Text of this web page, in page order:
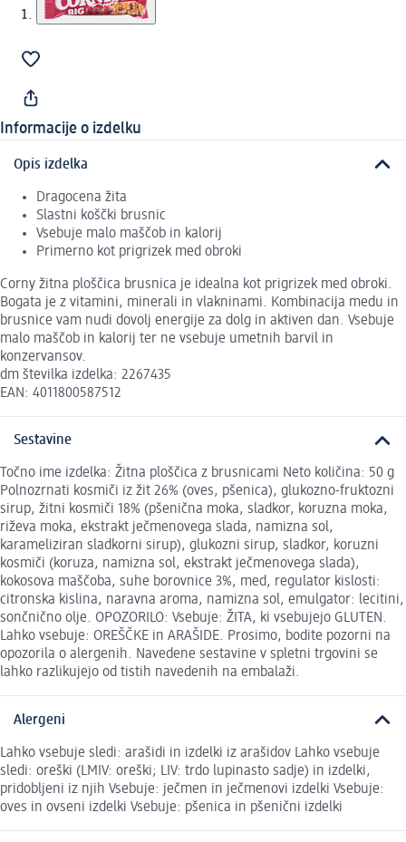
Informacije o izdelku
Opis izdelka
Dragocena žita
Slastni koščki brusnic
Vsebuje malo maščob in kalorij
Primerno kot prigrizek med obroki
Corny žitna ploščica brusnica je idealna kot prigrizek med obroki.
Bogata je z vitamini, minerali in vlakninami. Kombinacija medu in
brusnice vam nudi dovolj energije za dolg in aktiven dan. Vsebuje
malo maščob in kalorij ter ne vsebuje umetnih barvil in
konzervansov.
dm številka izdelka: 2267435
EAN: 4011800587512
Sestavine
Točno ime izdelka: Žitna ploščica z brusnicami Neto količina: 50 g
Polnozrnati kosmiči iz žit 26% (oves, pšenica), glukozno-fruktozni
sirup, žitni kosmiči 18% (pšenična moka, sladkor, koruzna moka,
riževa moka, ekstrakt ječmenovega slada, namizna sol,
karameliziran sladkorni sirup), glukozni sirup, sladkor, koruzni
kosmiči (koruza, namizna sol, ekstrakt ječmenovega slada),
kokosova maščoba, suhe borovnice 3%, med, regulator kislosti:
citronska kislina, naravna aroma, namizna sol, emulgator: lecitini,
sončnično olje. OPOZORILO: Vsebuje: ŽITA, ki vsebujejo GLUTEN.
Lahko vsebuje: OREŠČKE in ARAŠIDE. Prosimo, bodite pozorni na
opozorila o alergenih. Navedene sestavine v spletni trgovini se
lahko razlikujejo od tistih navedenih na embalaži.
Alergeni
Lahko vsebuje sledi: arašidi in izdelki iz arašidov Lahko vsebuje
sledi: oreški (LMIV: oreški; LIV: trdo lupinasto sadje) in izdelki,
pridobljeni iz njih Vsebuje: ječmen in ječmenovi izdelki Vsebuje:
oves in ovseni izdelki Vsebuje: pšenica in pšenični izdelki